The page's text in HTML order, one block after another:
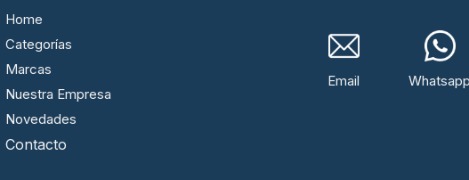
Home
Categorías
Marcas
Nuestra Empresa
Novedades
Contacto
Email